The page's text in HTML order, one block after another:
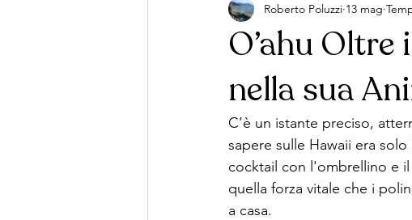
O’ahu
nella sua
Roberto Poluzzi 13 mag
C’è un istante preciso,
sapere sulle Hawaii era
cocktail con l'ombrellino e
quella forza vitale che i
a casa.